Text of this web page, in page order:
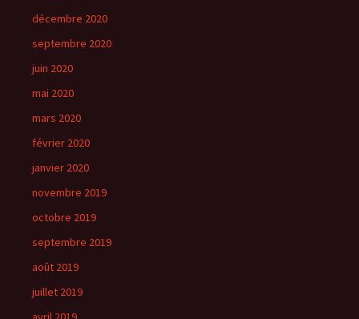
décembre 2020
septembre 2020
juin 2020
mai 2020
mars 2020
février 2020
janvier 2020
novembre 2019
octobre 2019
septembre 2019
août 2019
juillet 2019